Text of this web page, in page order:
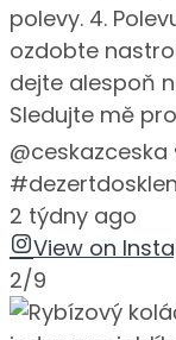
polevy. 4.
ozdobte
dejte alespoň
Sledujte mě
2 týdny ago
View on
2/9